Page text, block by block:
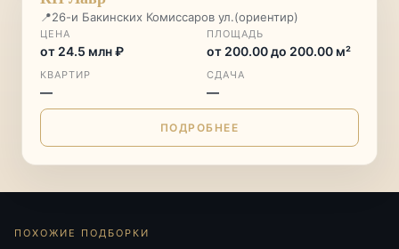
📍26-и Бакинских Комиссаров ул.(ориентир)
ЦЕНА
от 24.5 млн ₽
ПЛОЩАДЬ
от 200.00 до 200.00 м²
КВАРТИР
—
СДАЧА
—
ПОДРОБНЕЕ
ПОХОЖИЕ ПОДБОРКИ